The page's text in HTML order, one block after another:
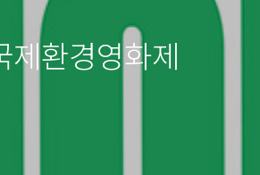
환경영화제